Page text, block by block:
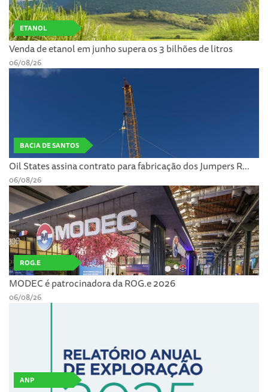
ETANOL
Venda de etanol em junho supera os 3 bilhões de litros
06/08/26
BACIA DE SANTOS
Oil States assina contrato para fabricação dos Jumpers R...
06/08/26
ROG.E
MODEC é patrocinadora da ROG.e 2026
06/08/26
ANP